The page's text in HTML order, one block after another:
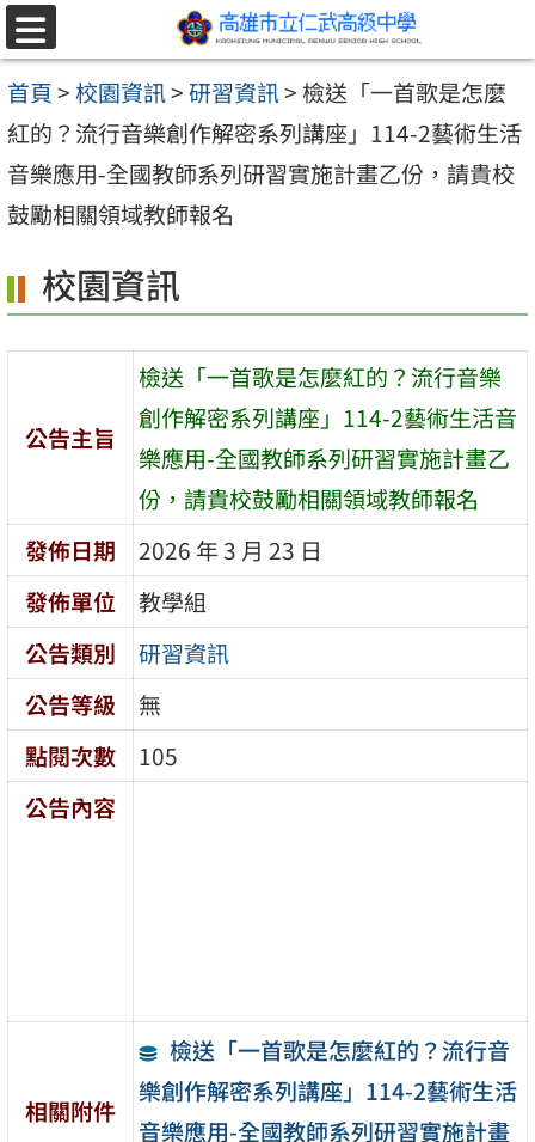
跳至主要內容區
選
單
首頁>校園資訊>研習資訊> 檢送「一首歌是怎麼
紅的？流行音樂創作解密系列講座」114-2藝術生活
音樂應用-全國教師系列研習實施計畫乙份，請貴校
鼓勵相關領域教師報名
校園資訊
公告主旨
檢送「一首歌是怎麼紅的？流行音樂
創作解密系列講座」114-2藝術生活音
樂應用-全國教師系列研習實施計畫乙
份，請貴校鼓勵相關領域教師報名
發佈日期
2026 年 3 月 23 日
發佈單位
教學組
公告類別
研習資訊
公告等級
無
點閱次數
105
公告內容
相關附件
檢送「一首歌是怎麼紅的？流行音
樂創作解密系列講座」114-2藝術生活
音樂應用-全國教師系列研習實施計畫